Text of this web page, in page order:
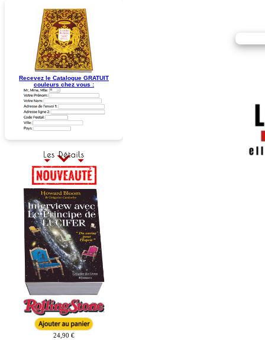
Recevez le Catalogue GRATUIT
couleurs chez vous :
24,90 €